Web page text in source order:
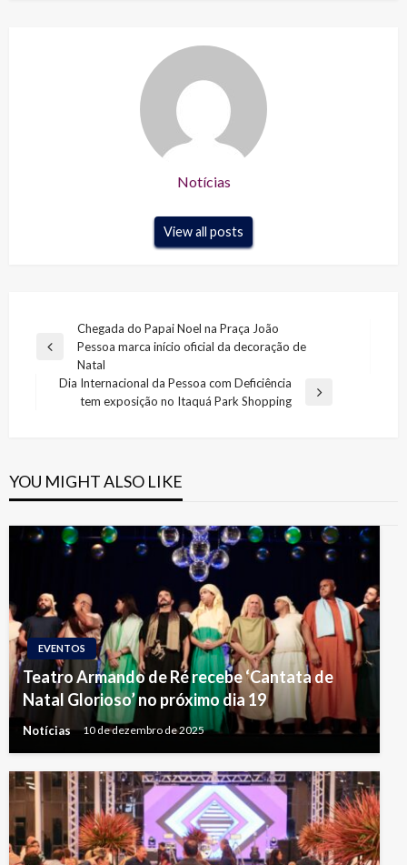
Notícias
View all posts
Navegação
de
Post
Previous
Chegada do Papai Noel na Praça João
Pessoa marca início oficial da decoração de
Natal
Dia Internacional da Pessoa com Deficiência
tem exposição no Itaquá Park Shopping
YOU MIGHT ALSO LIKE
EVENTOS
Teatro Armando de Ré recebe ‘Cantata de
Natal Glorioso’ no próximo dia 19
Notícias 10 de dezembro de 2025